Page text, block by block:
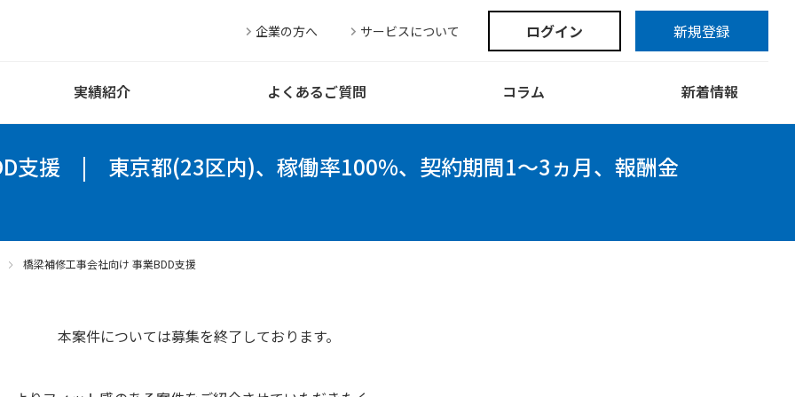
実績紹介 よくあるご質問 コラム 新着情報
企業の方へ サービスについて ログイン 新規登録
支援 | 東京都(23区内)、稼働率100%、契約期間1～3ヵ月、報酬金
橋梁補修工事会社向け 事業BDD支援
本案件については募集を終了しております。